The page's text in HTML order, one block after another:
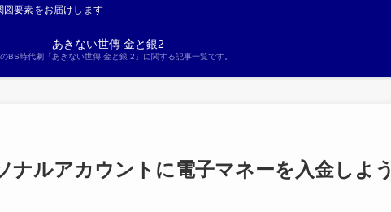
図要素をお届けします
あきない世傳 金と銀2
BS時代劇「あきない世傳 金と銀 2」に関する記事一覧です。
ナルアカウントに電子マネーを入金しよ